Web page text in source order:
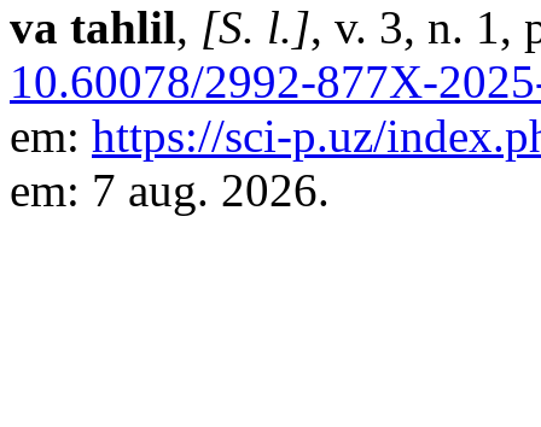
va tahlil, [S. l.], v. 3, n. 1,
10.60078/2992-877X-
em: https://sci-p.uz/
em: 7 aug. 2026.